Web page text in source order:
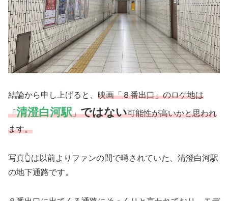
結論から申し上げると、 映画「８番出口」のロケ地は
「清澄白河駅」ではない可能性が高いかと思われ
ます。
写真👆は以前よりファンの間で噂されていた、清澄白河駅
の地下通路です。